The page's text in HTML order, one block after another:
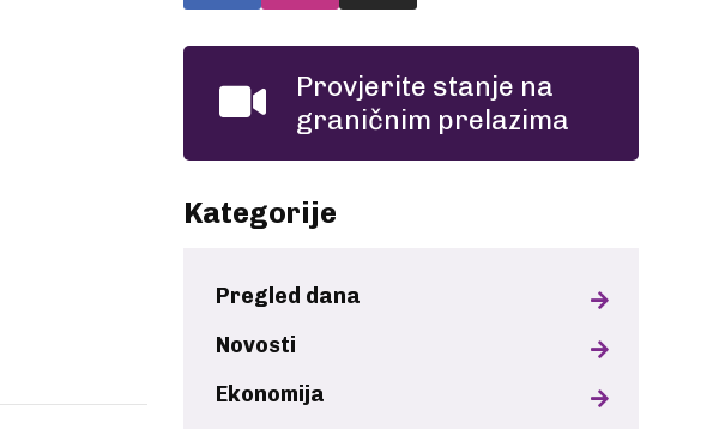
Provjerite stanje na
graničnim prelazima
Kategorije
Pregled dana
Novosti
Ekonomija